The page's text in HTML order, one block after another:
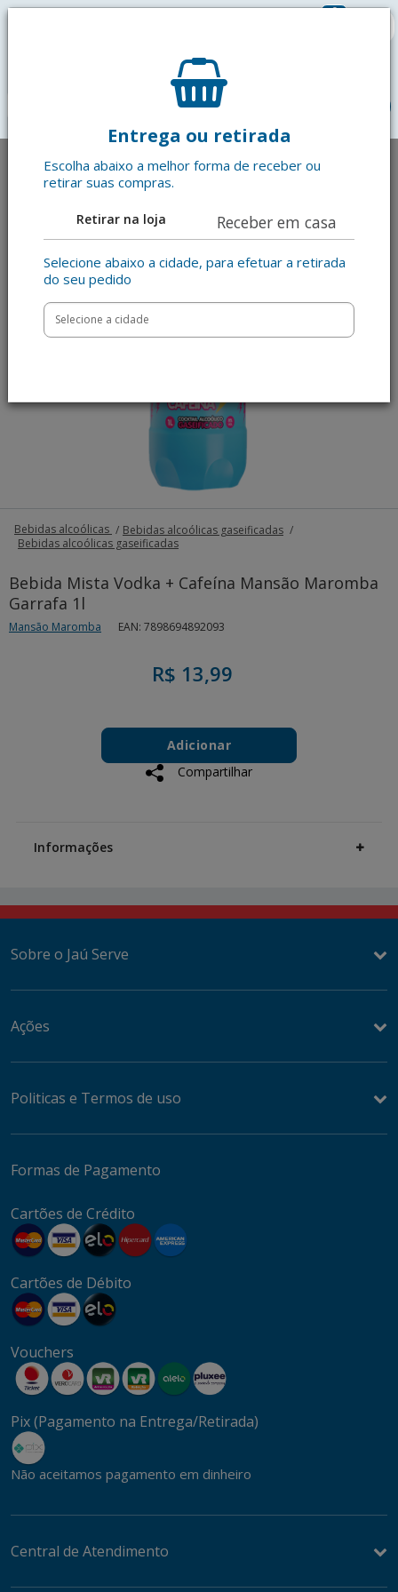
0
Entrega ou retirada
Escolha abaixo a melhor forma de receber ou
retirar suas compras.
Retirar na loja Receber em casa
Selecione abaixo a cidade, para efetuar a retirada
do seu pedido
Bebidas alcoólicas
Bebidas alcoólicas gaseificadas
Bebidas alcoólicas gaseificadas
Bebida Mista Vodka + Cafeína Mansão Maromba
Garrafa 1l
Mansão Maromba EAN: 7898694892093
R$ 13,99
to
cart
Product
ActionsAdicionar
Compartilhar
Information
Informações
Sobre o Jaú Serve
Ações
Politicas e Termos de uso
Formas de Pagamento
Cartões de Crédito
Cartões de Débito
Vouchers
Pix (Pagamento na Entrega/Retirada)
Não aceitamos pagamento em dinheiro
Central de Atendimento